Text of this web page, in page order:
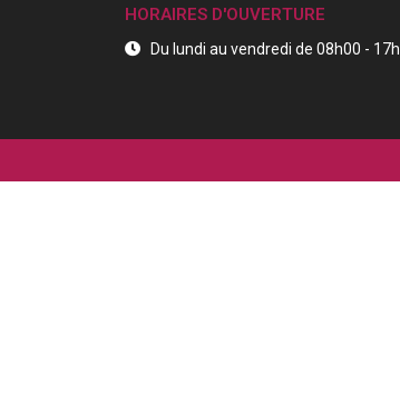
HORAIRES D'OUVERTURE
Du lundi au vendredi de 08h00 - 17h